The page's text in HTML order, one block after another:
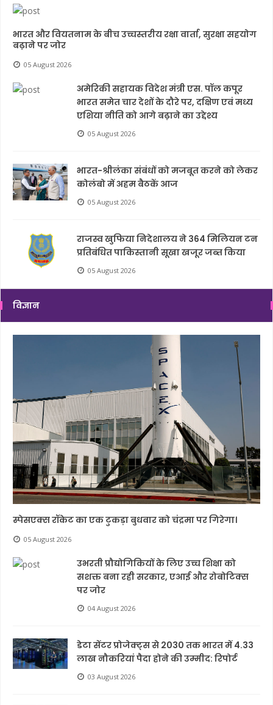
भारत और वियतनाम के बीच उच्चस्तरीय रक्षा वार्ता, सुरक्षा सहयोग
बढ़ाने पर जोर
05 August 2026
अमेरिकी सहायक विदेश मंत्री एस. पॉल कपूर
भारत समेत चार देशों के दौरे पर, दक्षिण एवं मध्य
एशिया नीति को आगे बढ़ाने का उद्देश्य
05 August 2026
भारत-श्रीलंका संबंधों को मजबूत करने को लेकर
कोलंबो में अहम बैठकें आज
05 August 2026
राजस्व खुफिया निदेशालय ने 364 मिलियन टन
प्रतिबंधित पाकिस्तानी सूखा खजूर जब्त किया
05 August 2026
विज्ञान
स्पेसएक्स रॉकेट का एक टुकड़ा बुधवार को चंद्रमा पर गिरेगा।
05 August 2026
उभरती प्रौद्योगिकियों के लिए उच्च शिक्षा को
सशक्त बना रही सरकार, एआई और रोबोटिक्स
पर जोर
04 August 2026
डेटा सेंटर प्रोजेक्ट्स से 2030 तक भारत में 4.33
लाख नौकरियां पैदा होने की उम्मीद: रिपोर्ट
03 August 2026